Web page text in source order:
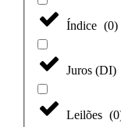
Índice (0)
Juros (DI)
Leilões (0